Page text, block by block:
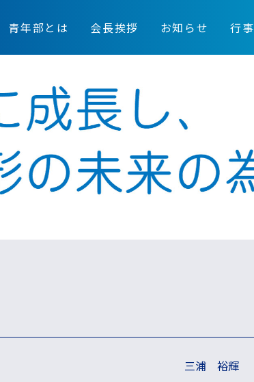
青年部とは 会長挨拶 お知らせ 行
三浦 裕輝